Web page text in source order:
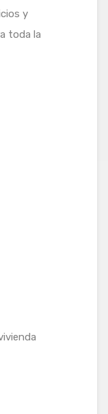
y
toda la